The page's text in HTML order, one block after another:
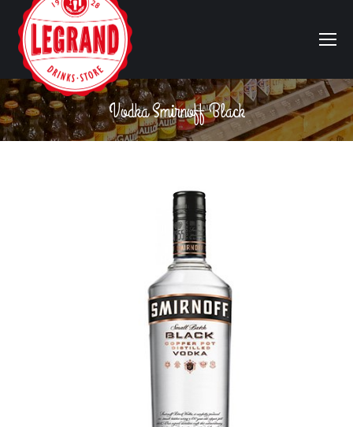
Vodka Smirnoff Black
Vous êtes ici :